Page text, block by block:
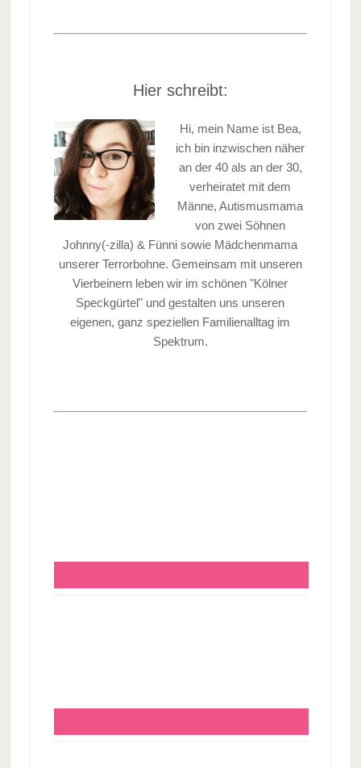
Hier schreibt:
Hi, mein Name ist Bea,
ich bin inzwischen näher
an der 40 als an der 30,
verheiratet mit dem
Männe, Autismusmama
von zwei Söhnen
Johnny(-zilla) & Fünni sowie Mädchenmama
unserer Terrorbohne. Gemeinsam mit unseren
Vierbeinern leben wir im schönen "Kölner
Speckgürtel" und gestalten uns unseren
eigenen, ganz speziellen Familienalltag im
Spektrum.